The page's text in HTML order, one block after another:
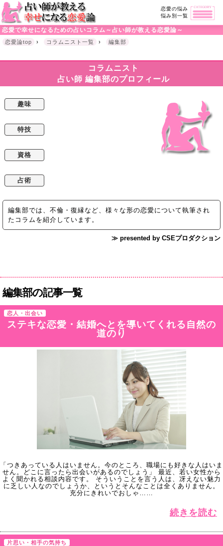
恋愛の悩み
悩み別一覧
恋愛で幸せになるための占いコラム～占い師が教える恋愛論～
恋愛論top › コラムニスト一覧 › 編集部
コラムニスト
占い師 編集部のプロフィール
趣味
特技
資格
占術
編集部では、不倫・復縁など、様々な形の恋愛について執筆され
たコラムを紹介しています。
≫ presented by CSEプロダクション
編集部の記事一覧
恋人・出会い
ステキな恋愛・結婚へとを導いてくれる自然の
道のり
「つきあっている人はいません。今のところ、職場にも好きな人はいま
せん。どこに言ったら出会いがあるのでしょう」 最近、若い女性から
よく聞かれる相談内容です。 そういうことを言う人は、冴えない魅力
に乏しい人なのでしょうか、というとそんなことは全くありません。
充分にきれいでおしゃ……
続きを読む
片思い・相手の気持ち